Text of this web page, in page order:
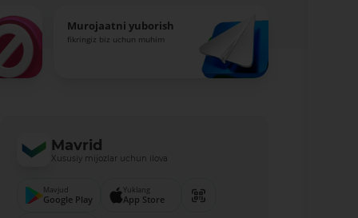
Murojaatni yuborish
fikringiz biz uchun muhim
Mavrid
Xususiy mijozlar uchun ilova
Mavjud
Google Play
Yuklang
App Store